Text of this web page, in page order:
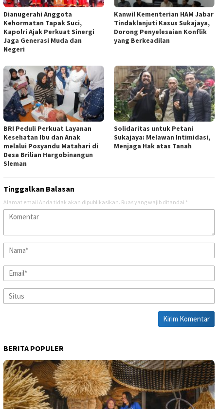
Dianugerahi Anggota
Kehormatan Tapak Suci,
Kapolri Ajak Perkuat Sinergi
Jaga Generasi Muda dan
Negeri
Kanwil Kementerian HAM Jabar
Tindaklanjuti Kasus Sukajaya,
Dorong Penyelesaian Konflik
yang Berkeadilan
BRI Peduli Perkuat Layanan
Kesehatan Ibu dan Anak
melalui Posyandu Matahari di
Desa Brilian Hargobinangun
Sleman
Solidaritas untuk Petani
Sukajaya: Melawan Intimidasi,
Menjaga Hak atas Tanah
Tinggalkan Balasan
Alamat email Anda tidak akan dipublikasikan. Ruas yang wajib ditandai *
BERITA POPULER